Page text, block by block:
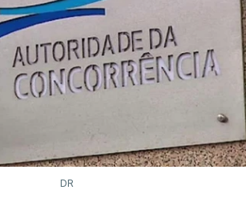
DR